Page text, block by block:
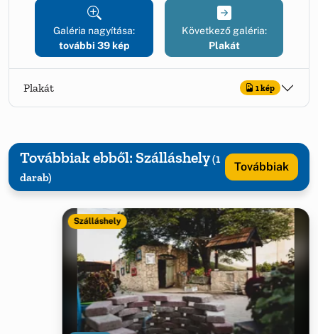
Galéria nagyítása:
további 39 kép
Következő galéria:
Plakát
Plakát 1 kép
Továbbiak ebből: Szálláshely(1
darab)
Továbbiak
Szálláshely